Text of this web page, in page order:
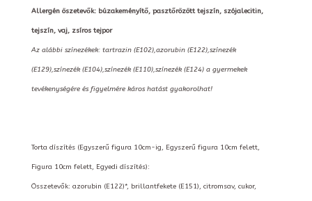
Allergén öszetevők: búzakeményítő, pasztőrözött tejszín, szójalecitin,
tejszín, vaj, zsíros tejpor
Az alábbi színezékek: tartrazin (E102),azorubin (E122),színezék
(E129),színezék (E104),színezék (E110),színezék (E124) a gyermekek
tevékenységére és figyelmére káros hatást gyakorolhat!
Torta díszítés (Egyszerű figura 10cm-ig, Egyszerű figura 10cm felett,
Figura 10cm felett, Egyedi díszítés):
Összetevők: azorubin (E122)*, brillantfekete (E151), citromsav, cukor,